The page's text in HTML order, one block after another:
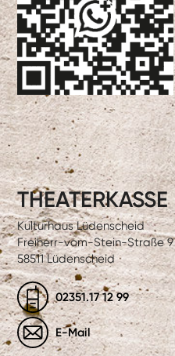
THEATERKASSE
Kulturhaus Lüdenscheid
Freiherr-vom-Stein-Straße 9
58511 Lüdenscheid
02351.17 12 99
E-Mail